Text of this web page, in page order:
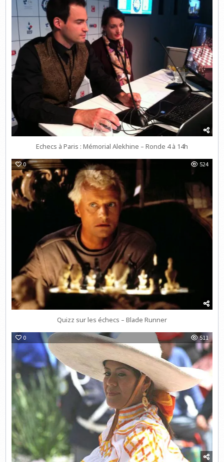
Echecs à Paris : Mémorial Alekhine – Ronde 4 à 14h
0 524
Quizz sur les échecs – Blade Runner
0 511